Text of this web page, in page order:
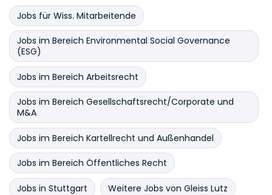
Jobs für Wiss. Mitarbeitende
Jobs im Bereich Environmental Social Governance
(ESG)
Jobs im Bereich Arbeitsrecht
Jobs im Bereich Gesellschaftsrecht/Corporate und
M&A
Jobs im Bereich Kartellrecht und Außenhandel
Jobs im Bereich Öffentliches Recht
Jobs in Stuttgart Weitere Jobs von Gleiss Lutz